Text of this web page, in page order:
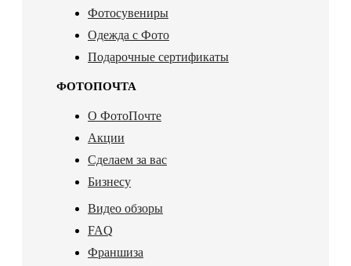
Фотосувениры
Одежда с Фото
Подарочные сертификаты
ФОТОПОЧТА
О ФотоПочте
Акции
Сделаем за вас
Бизнесу
Видео обзоры
FAQ
Франшиза